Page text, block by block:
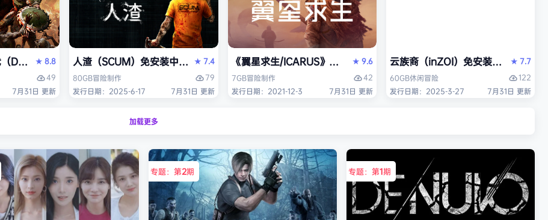
DOOM: The Dark Ages）免安装中文版
★ 8.8
49
7月31日 更新
人渣（SCUM）免安装中文版★7.4
80GB冒险制作
79
发行日期：2025-6-17
7月31日 更新
《翼星求生/ICARUS》免安装中文版
★9.6
7GB冒险制作
42
发行日期：2021-12-3
7月31日 更新
云族裔（inZOI）免安装中文版
★7.7
60GB休闲冒险
122
发行日期：2025-3-27
7月31日 更新
加载更多
专题：第2期 专题：第1期